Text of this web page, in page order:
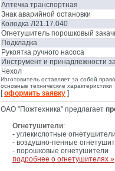
Аптечка транспортная
Знак аварийной остановки
Колодка Л21.17.040
Огнетушитель порошковый
Подкладка
Рукоятка ручного насоса
Инструмент и принадлежности
Чехол
Изготовитель оставляет за собой
основные технические характеристики
[оформить заявку ]
ОАО "Пожтехника" предлагает
Огнетушители:
- углекислотные
- воздушно-пенные
- порошковые огнетушители
подробнее о огнетушителях »